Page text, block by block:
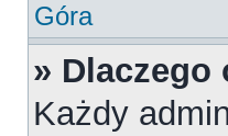
Góra
» Dlaczego
Każdy